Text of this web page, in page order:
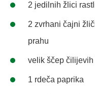
2 jedilnih žlici
2 zvrhani čajni
prahu
velik ščep
1 rdeča paprika